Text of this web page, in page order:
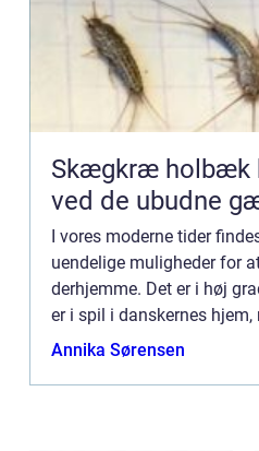
Skægkræ holbæk hvad gør du
ved de ubudne
I vores moderne tider
uendelige muligheder for
derhjemme. Det er i høj
er i spil i danskernes
stund med familie og
Annika Sørensen